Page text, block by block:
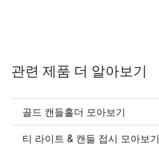
관련 제품 더 알아보기
골드 캔들홀더 모아보기
티 라이트 & 캔들 접시 모아보기